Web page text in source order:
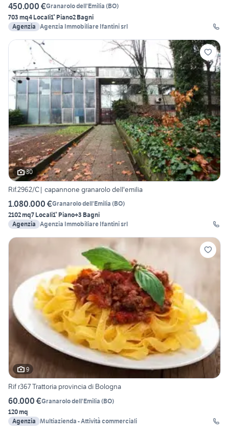
450.000 €Granarolo dell'Emilia (BO)
703 mq4 Locali1° Piano2 Bagni
Agenzia Agenzia Immobiliare Ifantini srl
30
Rif.2962/C| capannone granarolo dell'emilia
1.080.000 €Granarolo dell'Emilia (BO)
2102 mq7 Locali1° Piano+3 Bagni
Agenzia Agenzia Immobiliare Ifantini srl
9
Rif r367 Trattoria provincia di Bologna
60.000 €Granarolo dell'Emilia (BO)
120 mq
Agenzia Multiazienda - Attività commerciali